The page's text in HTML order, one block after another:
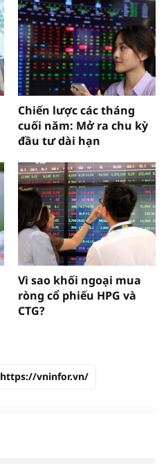
Chiến lược các tháng
cuối năm: Mở ra chu kỳ
đầu tư dài hạn
Vì sao khối ngoại mua
ròng cổ phiếu HPG và
CTG?
https://vninfor.vn/